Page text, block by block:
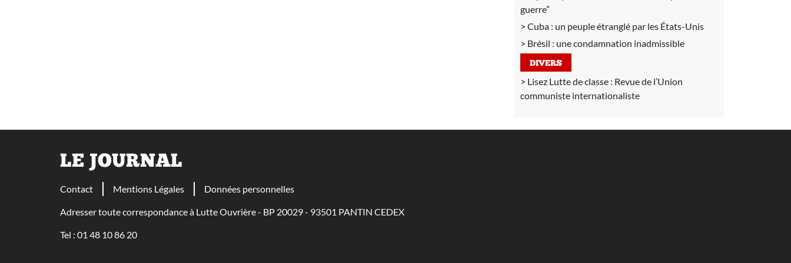
guerre”
Cuba : un peuple étranglé par les États-Unis
Brésil : une condamnation inadmissible
DIVERS
Lisez Lutte de classe : Revue de l’Union
communiste internationaliste
LE JOURNAL
Contact Mentions Légales Données personnelles
Adresser toute correspondance à Lutte Ouvrière - BP 20029 - 93501 PANTIN CEDEX
Tel : 01 48 10 86 20